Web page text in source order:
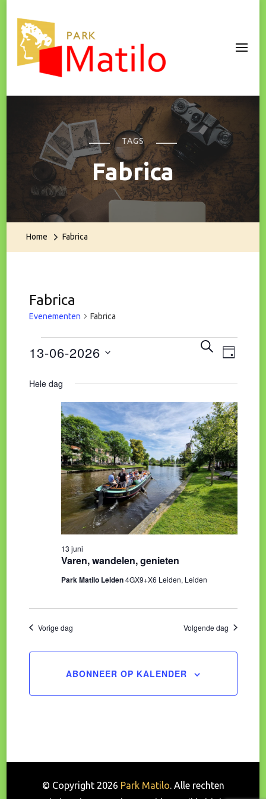
Park Matilo
TAGS
Fabrica
Home Fabrica
Fabrica
Evenementen Fabrica
Evenementen
in
juni
2026
en
ZOEKEN
DAG
13-06-2026
Hele dag
Varen, wandelen, genieten
13 juni
Park Matilo Leiden4GX9+X6 Leiden, Leiden
Vorige dag Volgende dag
ABONNEER OP KALENDER
© Copyright 2026 Park Matilo. Alle rechten